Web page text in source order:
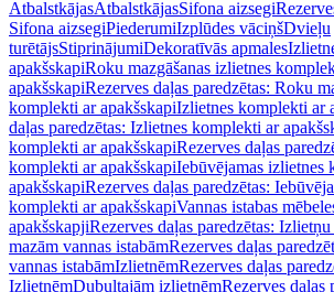
AtbalstkājasAtbalstkājasSifona aizsegi
Sifona aizsegiPiederumiIzplūdes vāciņšDvieļu
turētājsStiprinājumiDekoratīvās apmales
apakšskapiRoku mazgāšanas izlietnes
apakšskapiRezerves daļas paredzētas: Roku
komplekti ar apakšskapiIzlietnes komplekti ar
daļas paredzētas: Izlietnes komplekti ar
komplekti ar apakšskapiRezerves daļas
komplekti ar apakšskapiIebūvējamas izlietnes
apakšskapiRezerves daļas paredzētas:
komplekti ar apakšskapiVannas istabas
apakšskapjiRezerves daļas paredzētas:
mazām vannas istabāmRezerves daļas
vannas istabāmIzlietnēmRezerves daļas
IzlietnēmDubultajām izlietnēmRezerves daļas